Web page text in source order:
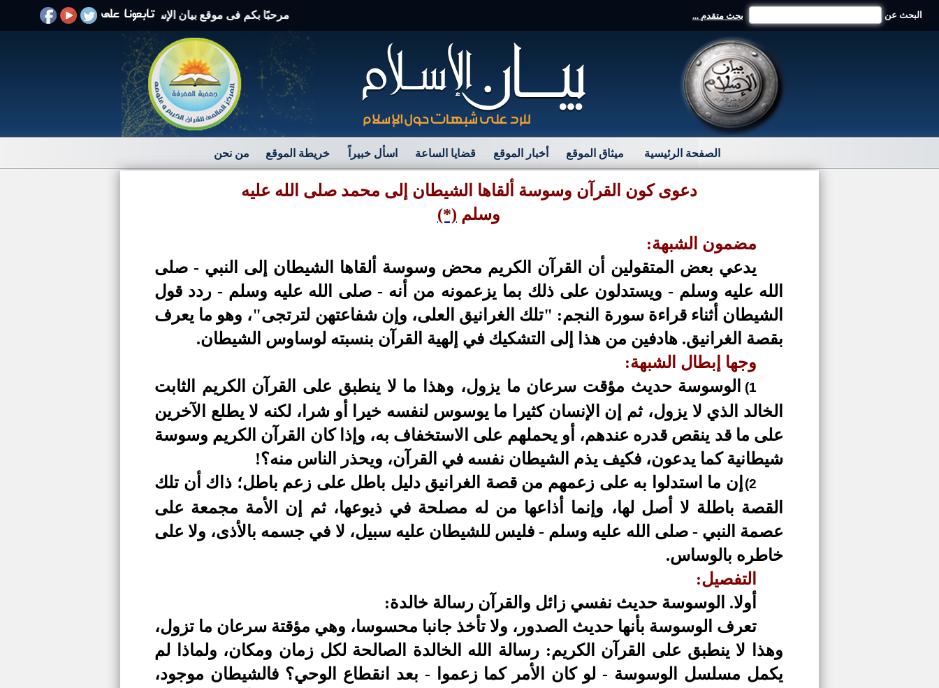
مرحبًا بكم فى موقع بيان الإسلام الرد على الافتراءات والشبهات بحث متقدم ... البحث عن
الصفحة الرئيسية ميثاق الموقع أخبار الموقع قضايا الساعة اسأل خبيراً خريطة الموقع من نحن
دعوى كون القرآن وسوسة ألقاها الشيطان إلى محمد صلى الله عليه
وسلم (*)
مضمون الشبهة:
يدعي بعض المتقولين أن القرآن الكريم محض وسوسة ألقاها الشيطان إلى النبي - صلى
الله عليه وسلم - ويستدلون على ذلك بما يزعمونه من أنه - صلى الله عليه وسلم - ردد قول
الشيطان أثناء قراءة سورة النجم: "تلك الغرانيق العلى، وإن شفاعتهن لترتجى"، وهو ما يعرف
بقصة الغرانيق. هادفين من هذا إلى التشكيك في إلهية القرآن بنسبته لوساوس الشيطان.
وجها إبطال الشبهة:
1)
الوسوسة حديث مؤقت سرعان ما يزول، وهذا ما لا ينطبق على القرآن الكريم الثابت
الخالد الذي لا يزول، ثم إن الإنسان كثيرا ما يوسوس لنفسه خيرا أو شرا، لكنه لا يطلع الآخرين
على ما قد ينقص قدره عندهم، أو يحملهم على الاستخفاف به، وإذا كان القرآن الكريم وسوسة
شيطانية كما يدعون، فكيف يذم الشيطان نفسه في القرآن، ويحذر الناس منه؟!
2)
إن ما استدلوا به على زعمهم من قصة الغرانيق دليل باطل على زعم باطل؛ ذاك أن تلك
القصة باطلة لا أصل لها، وإنما أذاعها من له مصلحة في ذيوعها، ثم إن الأمة مجمعة على
عصمة النبي - صلى الله عليه وسلم - فليس للشيطان عليه سبيل، لا في جسمه بالأذى، ولا على
خاطره بالوساس.
التفصيل:
أولا. الوسوسة حديث نفسي زائل والقرآن رسالة خالدة:
تعرف الوسوسة بأنها حديث الصدور، ولا تأخذ جانبا محسوسا، وهي مؤقتة سرعان ما تزول،
وهذا لا ينطبق على القرآن الكريم: رسالة الله الخالدة الصالحة لكل زمان ومكان، ولماذا لم
يكمل مسلسل الوسوسة - لو كان الأمر كما زعموا - بعد انقطاع الوحي؟ فالشيطان موجود،